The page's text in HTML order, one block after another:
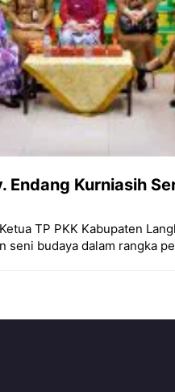
Endang Kurniasih
TP PKK Kabupaten
seni budaya dalam rangka